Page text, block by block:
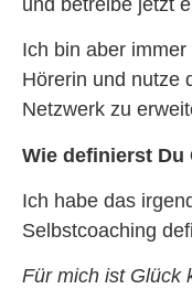
Ich bin aber
Hörerin und nutze
Netzwerk zu
Wie definierst
Ich habe das
Selbstcoaching
Für mich ist Glück